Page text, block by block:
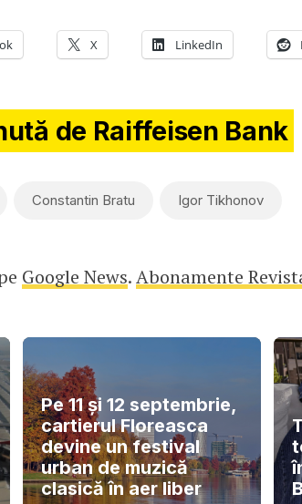
X LinkedIn
de Raiffeisen Bank
Constantin Bratu Igor Tikhonov
Google News.Abonamente
Pe 11 și 12 septembrie,
cartierul Floreasca
devine un festival
urban de muzică
clasică în aer liber